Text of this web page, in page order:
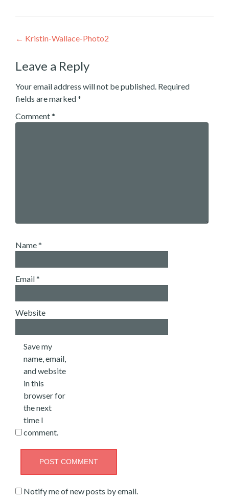
Post
navigation
← Kristin-Wallace-Photo2
Leave a Reply
Your email address will not be published. Required
fields are marked*
Comment*
Name*
Email*
Website
Save my
name, email,
and website
in this
browser for
the next
time I
comment.
Notify me of new posts by email.